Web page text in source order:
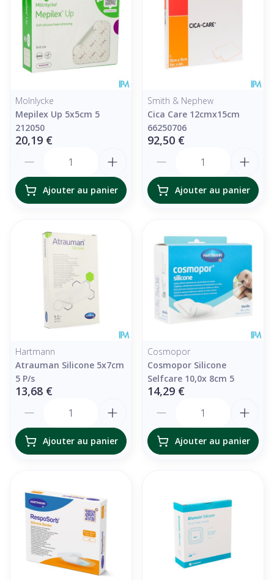
Molnlycke
Mepilex Up 5x5cm 5
212050
20,19 €
Ajouter au panier
Smith & Nephew
Cica Care 12cmx15cm
66250706
92,50 €
Ajouter au panier
Hartmann
Atrauman Silicone 5x7cm
5 P/s
13,68 €
Ajouter au panier
Cosmopor
Cosmopor Silicone
Selfcare 10,0x 8cm 5
14,29 €
Ajouter au panier